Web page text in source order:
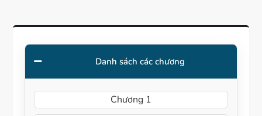
Danh sách các chương
Chương 1